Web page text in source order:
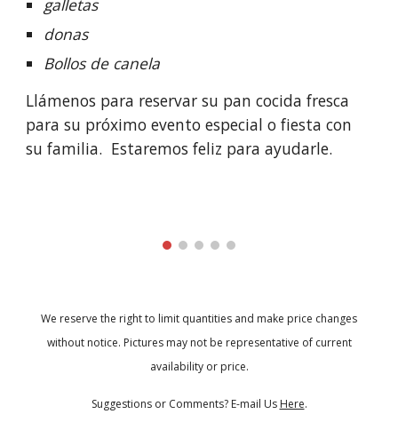
galletas
donas
Bollos de canela
Llámenos para reservar su pan cocida fresca
para su próximo evento especial o fiesta con
su familia.  Estaremos feliz para ayudarle.
We reserve the right to limit quantities and make price changes
without notice. Pictures may not be representative of current
availability or price.
Suggestions or Comments? E-mail Us Here.